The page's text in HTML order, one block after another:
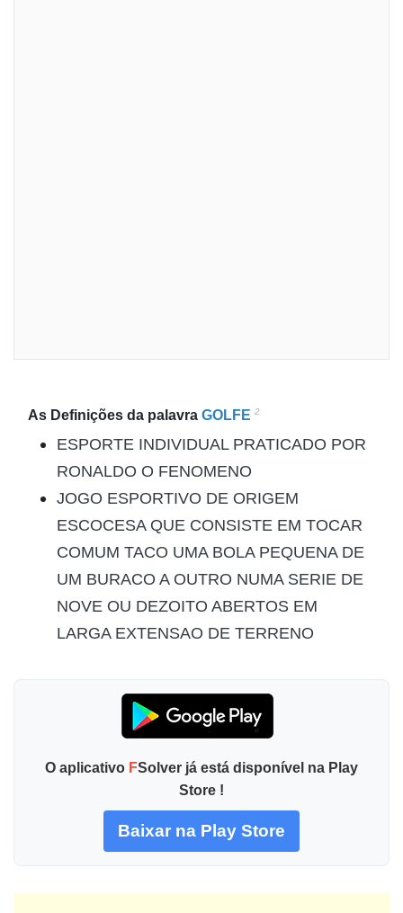
As Definições da palavra GOLFE 2
ESPORTE INDIVIDUAL PRATICADO POR
RONALDO O FENOMENO
JOGO ESPORTIVO DE ORIGEM
ESCOCESA QUE CONSISTE EM TOCAR
COMUM TACO UMA BOLA PEQUENA DE
UM BURACO A OUTRO NUMA SERIE DE
NOVE OU DEZOITO ABERTOS EM
LARGA EXTENSAO DE TERRENO
O aplicativo FSolver já está disponível na Play
Store !
Baixar na Play Store